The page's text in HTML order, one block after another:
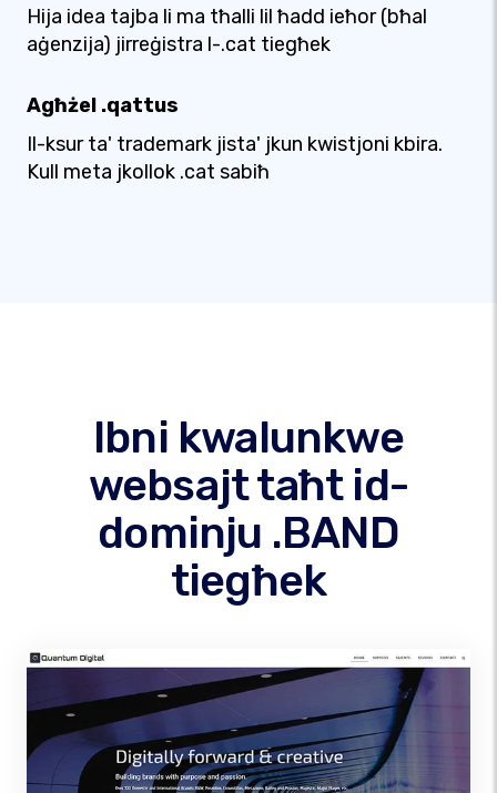
Hija idea tajba li ma tħalli lil ħadd ieħor (bħal
aġenzija) jirreġistra l-.cat tiegħek
Agħżel .qattus
Il-ksur ta' trademark jista' jkun kwistjoni kbira.
Kull meta jkollok .cat sabiħ
Ibni kwalunkwe
websajt taħt id-
dominju .BAND
tiegħek